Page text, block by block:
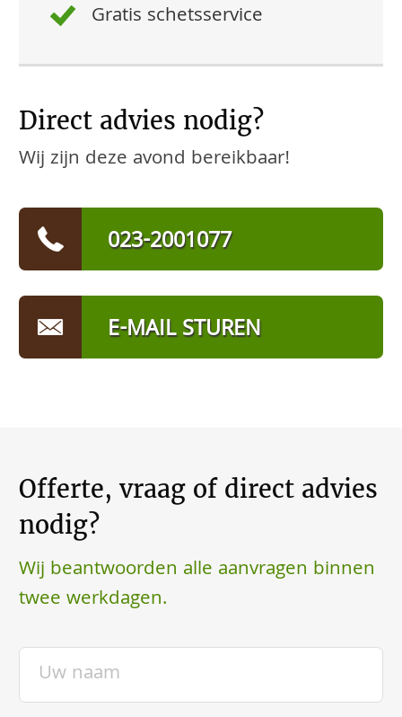
Gratis schetsservice
Direct advies nodig?
Wij zijn deze avond bereikbaar!
023-2001077
E-MAIL STUREN
Offerte, vraag of direct advies
nodig?
Wij beantwoorden alle aanvragen binnen
twee werkdagen.